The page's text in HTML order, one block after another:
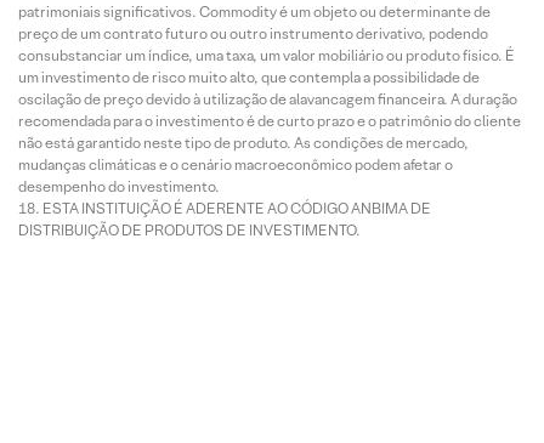
patrimoniais significativos. Commodity é um objeto ou determinante de
preço de um contrato futuro ou outro instrumento derivativo, podendo
consubstanciar um índice, uma taxa, um valor mobiliário ou produto físico. É
um investimento de risco muito alto, que contempla a possibilidade de
oscilação de preço devido à utilização de alavancagem financeira. A duração
recomendada para o investimento é de curto prazo e o patrimônio do cliente
não está garantido neste tipo de produto. As condições de mercado,
mudanças climáticas e o cenário macroeconômico podem afetar o
desempenho do investimento.
ESTA INSTITUIÇÃO É ADERENTE AO CÓDIGO ANBIMA DE
DISTRIBUIÇÃO DE PRODUTOS DE INVESTIMENTO.